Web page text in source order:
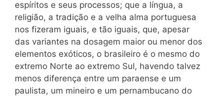
espíritos e seus processos; que a língua, a
religião, a tradição e a velha alma portuguesa
nos fizeram iguais, e tão iguais, que, apesar
das variantes na dosagem maior ou menor dos
elementos exóticos, o brasileiro é o mesmo do
extremo Norte ao extremo Sul, havendo talvez
menos diferença entre um paraense e um
paulista, um mineiro e um pernambucano do